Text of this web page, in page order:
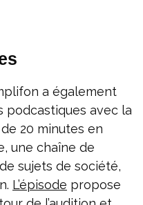
a également
podcastiques avec la
20 minutes en
une chaîne de
sujets de société,
L’épisode propose